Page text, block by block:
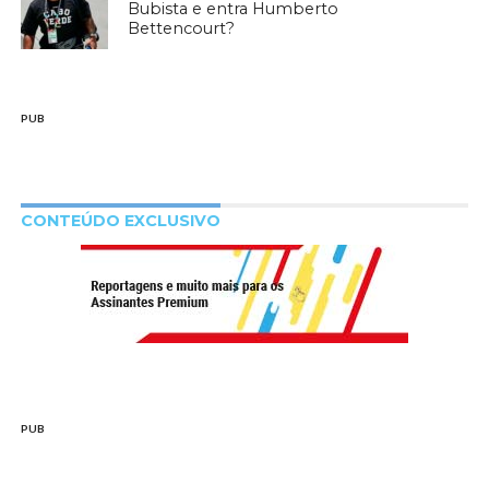
Bubista e entra Humberto
Bettencourt?
PUB
CONTEÚDO EXCLUSIVO
PUB